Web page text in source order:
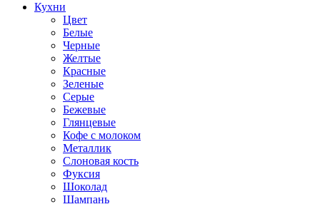
Кухни
Цвет
Белые
Черные
Желтые
Красные
Зеленые
Серые
Бежевые
Глянцевые
Кофе с молоком
Металлик
Слоновая кость
Фуксия
Шоколад
Шампань